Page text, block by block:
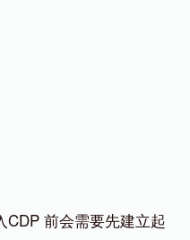
CDP 前会需要先建立起